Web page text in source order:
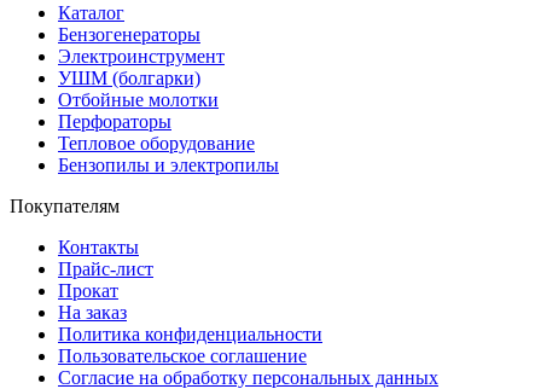
Каталог
Бензогенераторы
Электроинструмент
УШМ (болгарки)
Отбойные молотки
Перфораторы
Тепловое оборудование
Бензопилы и электропилы
Покупателям
Контакты
Прайс-лист
Прокат
На заказ
Политика конфиденциальности
Пользовательское соглашение
Согласие на обработку персональных данных